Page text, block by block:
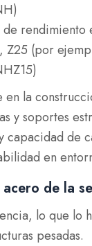
rendimiento
Z25 (por
en la
y soportes
capacidad de
en
de la
lo que lo
pesadas.